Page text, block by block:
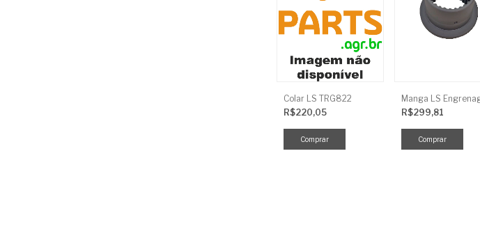
Colar LS TRG822
R$220,05
R$299,81